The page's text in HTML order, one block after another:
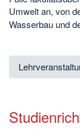
Umwelt an, von
Wasserbau und